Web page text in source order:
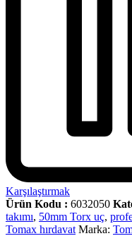
Karşılaştırmak
Ürün Kodu : 6032050
takımı, 50mm Torx uç,
Tomax hırdavat Marka: